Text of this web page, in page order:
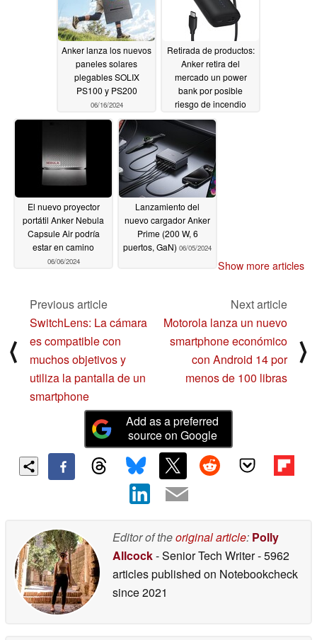
Anker lanza los nuevos
paneles solares
plegables SOLIX
PS100 y PS200
06/16/2024
Retirada de productos:
Anker retira del
mercado un power
bank por posible
riesgo de incendio
06/07/2024
El nuevo proyector
portátil Anker Nebula
Capsule Air podría
estar en camino
06/06/2024
Lanzamiento del
nuevo cargador Anker
Prime (200 W, 6
puertos, GaN) 06/05/2024
Show more articles
⟨
Previous article
SwitchLens: La cámara
es compatible con
muchos objetivos y
utiliza la pantalla de un
smartphone
Next article
Motorola lanza un nuevo
smartphone económico
con Android 14 por
menos de 100 libras
⟩
Add as a preferred
source on Google
Editor of theoriginal article: Polly
Allcock- Senior Tech Writer- 5962
articles published on Notebookcheck
since 2021